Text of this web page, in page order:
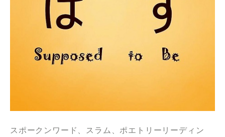
スポークンワード、スラム、ポエトリーリーディン